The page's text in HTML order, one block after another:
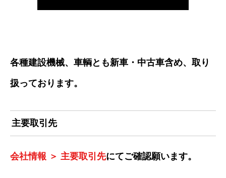
各種建設機械、車輌とも新車・中古車含め、取り
扱っております。
主要取引先
会社情報 ＞ 主要取引先にてご確認願います。